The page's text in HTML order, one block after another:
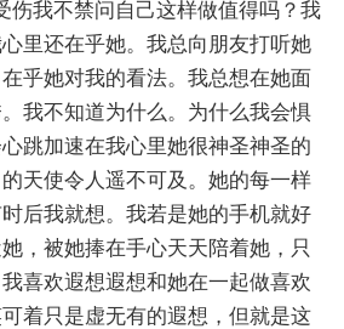
伤我不禁问自己这样做值得吗？我
里还在乎她。我总向朋友打听她
乎她对我的看法。我总想在她面
我不知道为什么。为什么我会惧
跳加速在我心里她很神圣神圣的
天使令人遥不可及。她的每一样
后我就想。我若是她的手机就好
，被她捧在手心天天陪着她，只
喜欢遐想遐想和她在一起做喜欢
着只是虚无有的遐想，但就是这